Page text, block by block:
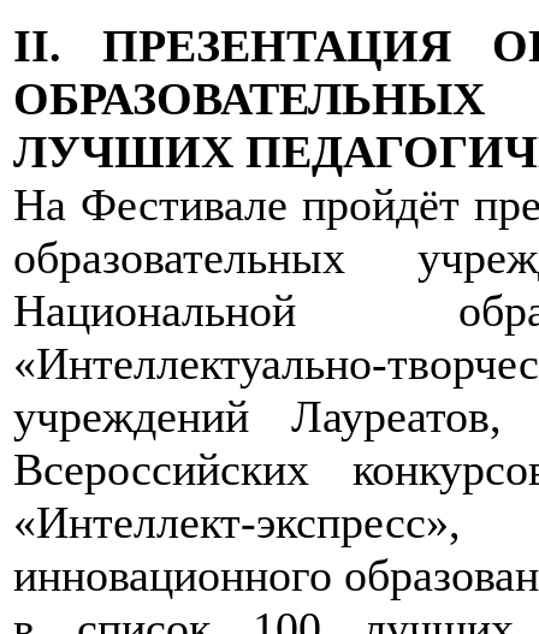
II. ПРЕЗЕНТАЦИЯ
ЛУЧШИХ
На Фестивале пройдёт
образовательных
Национальной
«Интеллектуально-
учреждений
Всероссийских
«Интеллект-
инновационного